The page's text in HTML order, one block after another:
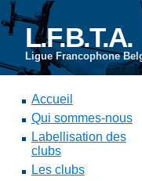
L.F.B.T.A.
Ligue Francophone
Accueil
Qui sommes-nous
Labellisation des
clubs
Les clubs